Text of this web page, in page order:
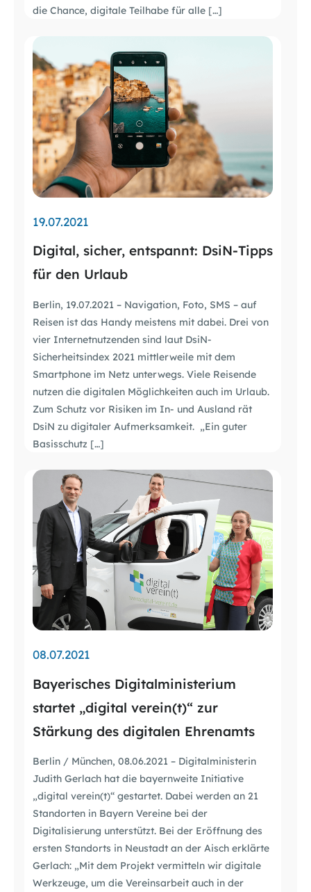
die Chance, digitale Teilhabe für alle […]
19.07.2021
Digital, sicher, entspannt: DsiN-Tipps
für den Urlaub
Berlin, 19.07.2021 – Navigation, Foto, SMS – auf
Reisen ist das Handy meistens mit dabei. Drei von
vier Internetnutzenden sind laut DsiN-
Sicherheitsindex 2021 mittlerweile mit dem
Smartphone im Netz unterwegs. Viele Reisende
nutzen die digitalen Möglichkeiten auch im Urlaub.
Zum Schutz vor Risiken im In- und Ausland rät
DsiN zu digitaler Aufmerksamkeit. „Ein guter
Basisschutz […]
08.07.2021
Bayerisches Digitalministerium
startet „digital verein(t)“ zur
Stärkung des digitalen Ehrenamts
Berlin / München, 08.06.2021 – Digitalministerin
Judith Gerlach hat die bayernweite Initiative
„digital verein(t)“ gestartet. Dabei werden an 21
Standorten in Bayern Vereine bei der
Digitalisierung unterstützt. Bei der Eröffnung des
ersten Standorts in Neustadt an der Aisch erklärte
Gerlach: „Mit dem Projekt vermitteln wir digitale
Werkzeuge, um die Vereinsarbeit auch in der